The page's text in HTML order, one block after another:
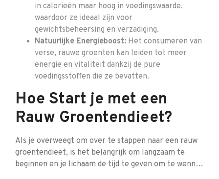
in calorieën maar hoog in voedingswaarde,
waardoor ze ideaal zijn voor
gewichtsbeheersing en verzadiging.
Natuurlijke Energieboost: Het consumeren van
verse, rauwe groenten kan leiden tot meer
energie en vitaliteit dankzij de pure
voedingsstoffen die ze bevatten.
Hoe Start je met een
Rauw Groentendieet?
Als je overweegt om over te stappen naar een rauw
groentendieet, is het belangrijk om langzaam te
beginnen en je lichaam de tijd te geven om te wenn…